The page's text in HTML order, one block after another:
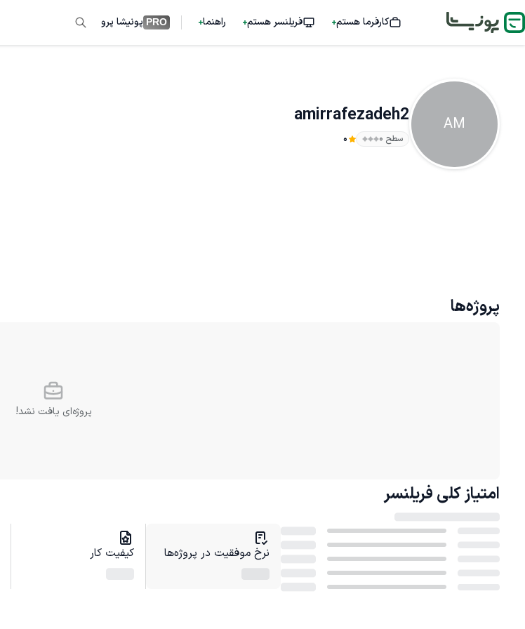
کارفرما هستم فریلنسر هستم راهنما PRO پونیشا پرو
AM
amirrafezadeh2
سطح ۰ 0
پروژه‌ها
پروژه‌ای یافت نشد!
امتیاز کلی فریلنسر
نرخ موفقیت در پروژه‌ها کیفیت کار